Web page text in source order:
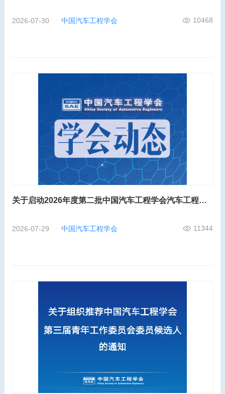
2026-07-30 中国汽车工程学会 10468
关于启动2026年度第二批中国汽车工程学会汽车工程师工程能力评价的通知
2026-07-29 中国汽车工程学会 11344